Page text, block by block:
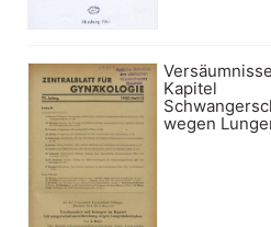
Kapitel
wegen